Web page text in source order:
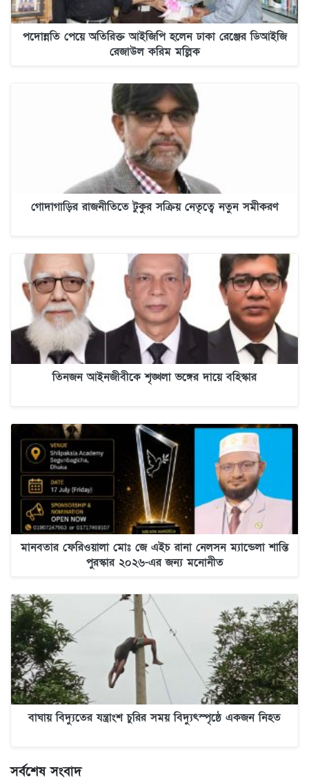
পদোন্নতি পেয়ে অতিরিক্ত আইজিপি হলেন ঢাকা রেঞ্জের ডিআইজি
রেজাউল করিম মল্লিক
গোদাগাড়ির রাজনীতিতে টুকুর সক্রিয় নেতৃত্বে নতুন সমীকরণ
তিনজন আইনজীবীকে শৃঙ্খলা ভঙ্গের দায়ে বহিস্কার
মানবতার ফেরিওয়ালা মোঃ জে এইচ রানা নেলসন ম্যান্ডেলা শান্তি
পুরস্কার ২০২৬-এর জন্য মনোনীত
বাঘায় বিদ্যুতের যন্ত্রাংশ চুরির সময় বিদ্যুৎস্পৃষ্ঠে একজন নিহত
সর্বশেষ সংবাদ